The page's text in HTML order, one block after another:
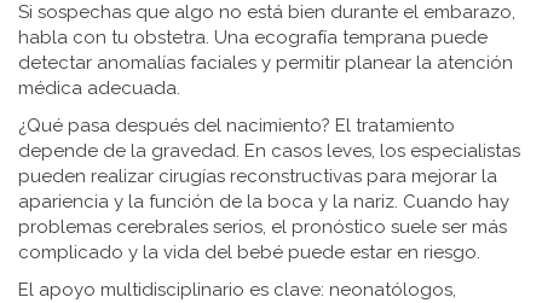
Si sospechas que algo no está bien durante el embarazo,
habla con tu obstetra. Una ecografía temprana puede
detectar anomalías faciales y permitir planear la atención
médica adecuada.
¿Qué pasa después del nacimiento? El tratamiento
depende de la gravedad. En casos leves, los especialistas
pueden realizar cirugías reconstructivas para mejorar la
apariencia y la función de la boca y la nariz. Cuando hay
problemas cerebrales serios, el pronóstico suele ser más
complicado y la vida del bebé puede estar en riesgo.
El apoyo multidisciplinario es clave: neonatólogos,